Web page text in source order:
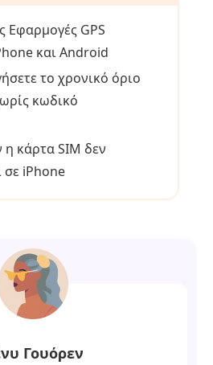
Εφαρμογές GPS
και Android
το χρονικό όριο
κωδικό
η κάρτα SIM δεν
σε iPhone
Γουόρεν